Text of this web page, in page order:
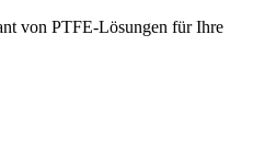
von PTFE-Lösungen für Ihre